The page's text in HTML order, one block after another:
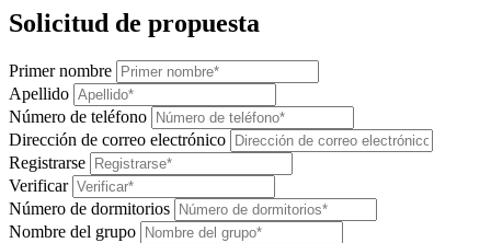
Solicitud de propuesta
Primer nombre
Apellido
Número de teléfono
Dirección de correo electrónico
Registrarse
Verificar
Número de dormitorios
Nombre del grupo